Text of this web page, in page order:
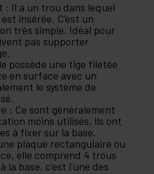
Il a un trou dans lequel
insérée. C'est un
très simple. Idéal pour
pas supporter
possède une tige filetée
en surface avec un
le système de
: Ce sont généralement
moins utilisés, ils ont
à fixer sur la base.
plaque rectangulaire ou
elle comprend 4 trous
la base, c'est l'une des